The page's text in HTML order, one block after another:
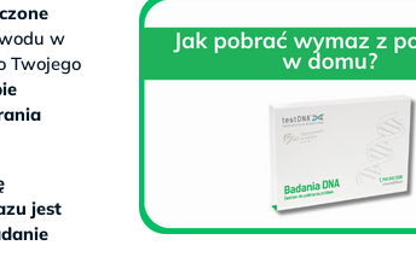
w
Twojego
jest